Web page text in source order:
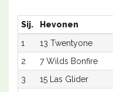
Sij. Hevonen
1
13 Twentyone
2
7 Wilds Bonfire
3
15 Las Glider